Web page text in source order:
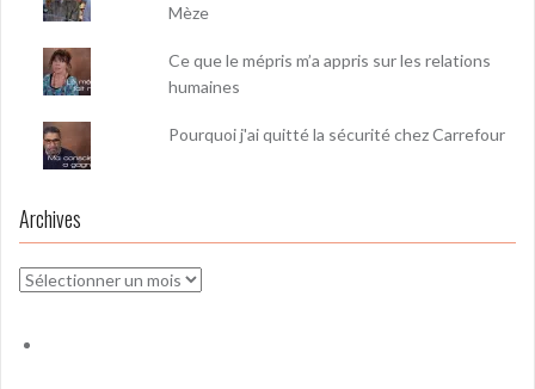
Mèze
Ce que le mépris m’a appris sur les relations
humaines
Pourquoi j'ai quitté la sécurité chez Carrefour
Archives
Archives